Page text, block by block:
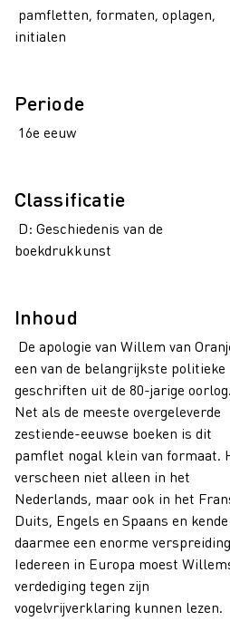
pamfletten, formaten, oplagen,
initialen
Periode
16e eeuw
Classificatie
D: Geschiedenis van de
boekdrukkunst
Inhoud
De apologie van Willem van
een van de belangrijkste politieke
geschriften uit de 80-jarige oorlog.
Net als de meeste overgeleverde
zestiende-eeuwse boeken is dit
pamflet nogal klein van formaat.
verscheen niet alleen in het
Nederlands, maar ook in het
Duits, Engels en Spaans en kende
daarmee een enorme
Iedereen in Europa moest
verdediging tegen zijn
vogelvrijverklaring kunnen lezen.